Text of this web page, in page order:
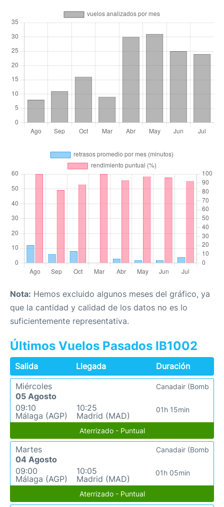
Nota: Hemos excluido algunos meses del gráfico, ya
que la cantidad y calidad de los datos no es lo
suficientemente representativa.
Últimos Vuelos Pasados IB1002
Salida Llegada
Duración
Miércoles
05 Agosto
09:10
Málaga (AGP)
10:25
Madrid (MAD)
01h 15min
Canadair (Bomb
Aterrizado - Puntual
Martes
04 Agosto
09:00
Málaga (AGP)
10:05
Madrid (MAD)
01h 05min
Canadair (Bomb
Aterrizado - Puntual